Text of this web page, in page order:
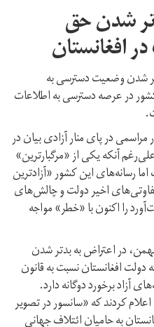
شدن حق
افغانستان
شدن وضعیت دسترسی به
در عرصه دسترسی به اطلاعات
در مراسمی در پای منار آزادی بیان در
آنکه یکی از «مرگبارترین»
رسانه‌های این کشور «آزادترین
اخیر دولت و چالش‌های
را اکنون با «خطر» مواجه
سه‌شنبه ۱۵ دلو/بهمن، در اعتراض به بدتر شدن
افغانستان نسبت به قانون
آزاد برخورد دوگانه دارد.
کردند که «سانسور در تصویر